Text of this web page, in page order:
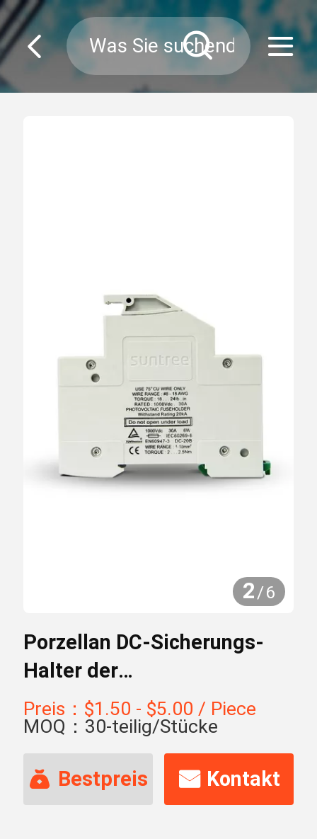
2/6
Porzellan DC-Sicherungs-
Halter der
Niederspannungs-33ka SRD-
30
Preis：$1.50 - $5.00 / Piece
MOQ：30-teilig/Stücke
Bestpreis Kontakt